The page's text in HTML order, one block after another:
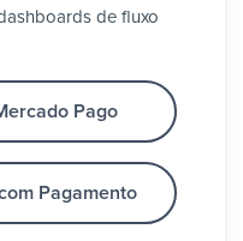
de fluxo
Pago
Pagamento